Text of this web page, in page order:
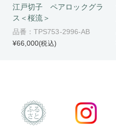
江戸切子 ペアロックグラ
ス＜桜流＞
品番：TPS753-2996-AB
¥66,000(税込)